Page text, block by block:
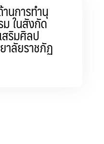
นการทำนุ
ในสังกัด
สริมศิลป
ลัยราชภัฏ